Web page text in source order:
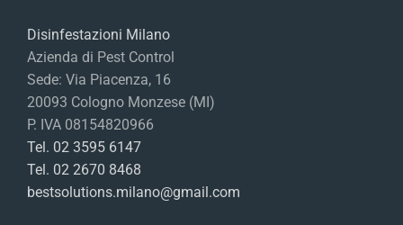
Disinfestazioni Milano
Azienda di Pest Control
Sede: Via Piacenza, 16
20093 Cologno Monzese (MI)
P. IVA 08154820966
Tel. 02 3595 6147
Tel. 02 2670 8468
bestsolutions.milano@gmail.com